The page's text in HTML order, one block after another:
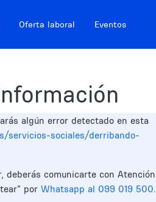
Oferta laboral Eventos
algún error detectado en esta
servicios-sociales/derribando-
deberás comunicarte con Atención
por Whatsapp al 099 019 500.